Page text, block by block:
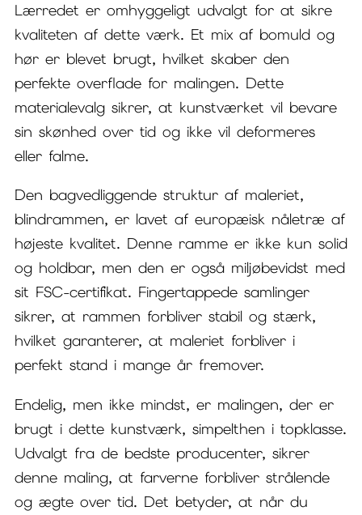
Lærredet er omhyggeligt udvalgt for at sikre
kvaliteten af dette værk. Et mix af bomuld og
hør er blevet brugt, hvilket skaber den
perfekte overflade for malingen. Dette
materialevalg sikrer, at kunstværket vil bevare
sin skønhed over tid og ikke vil deformeres
eller falme.
Den bagvedliggende struktur af maleriet,
blindrammen, er lavet af europæisk nåletræ af
højeste kvalitet. Denne ramme er ikke kun solid
og holdbar, men den er også miljøbevidst med
sit FSC-certifikat. Fingertappede samlinger
sikrer, at rammen forbliver stabil og stærk,
hvilket garanterer, at maleriet forbliver i
perfekt stand i mange år fremover.
Endelig, men ikke mindst, er malingen, der er
brugt i dette kunstværk, simpelthen i topklasse.
Udvalgt fra de bedste producenter, sikrer
denne maling, at farverne forbliver strålende
og ægte over tid. Det betyder, at når du